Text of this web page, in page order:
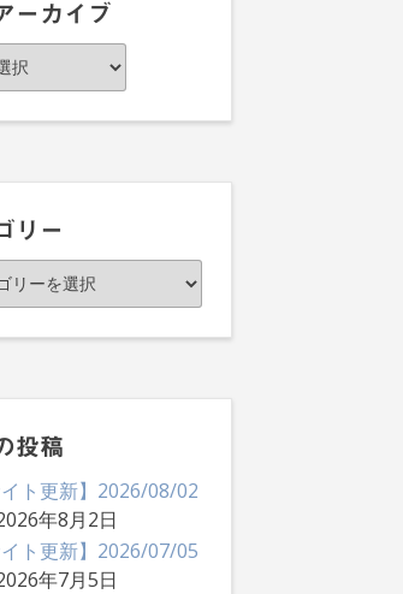
ーカイブ
リー
投稿
イト更新】2026/08/02
年8月2日
イト更新】2026/07/05
年7月5日